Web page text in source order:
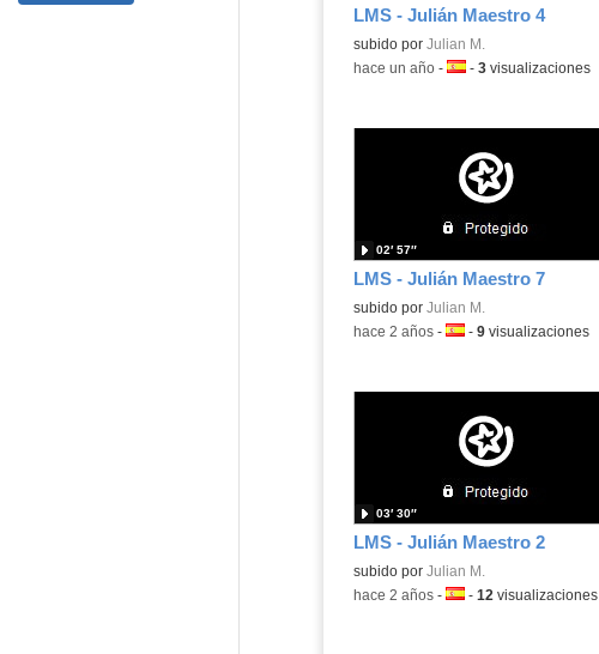
LMS - Julián Maestro 4
subido por Julian M.
-hace un año- Idioma:
- 3visualizaciones
LMS - Julián Maestro 7
subido por Julian M.
02′ 57″
-hace 2 años- Idioma:
- 9visualizaciones
LMS - Julián Maestro 2
subido por Julian M.
03′ 30″
-hace 2 años- Idioma:
- 12 visualizaciones